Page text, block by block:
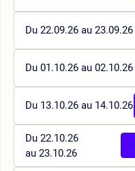
Du 22.09.26 au 23.09.26
Du 01.10.26 au 02.10.26
Du 13.10.26 au 14.10.26
Du 22.10.26
au 23.10.26